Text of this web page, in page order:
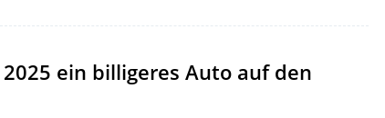
ein billigeres Auto auf den